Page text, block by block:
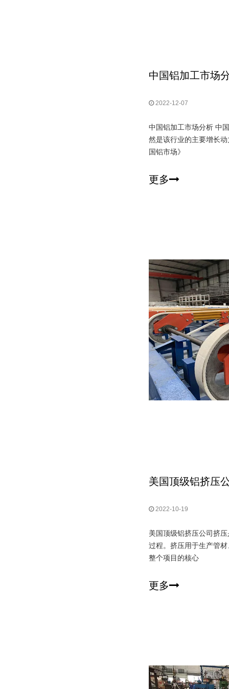
中国铝加工市场
2022-12-07
中国铝加工市场分析 中
然是该行业的主要增长
国铝市场》
更多
美国顶级铝挤压
2022-10-19
美国顶级铝挤压公司挤
过程。挤压用于生产管
整个项目的核心
更多